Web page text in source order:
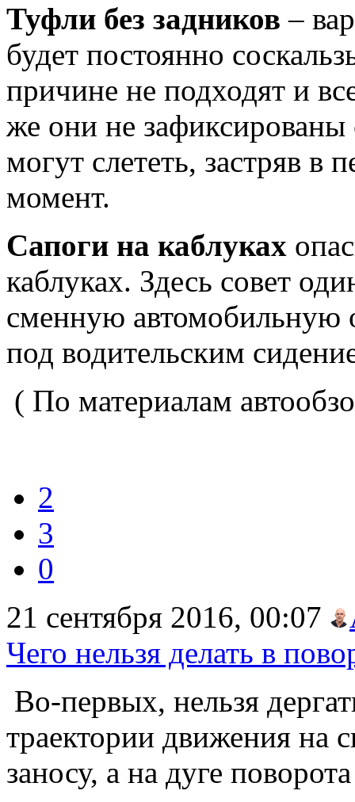
Туфли без задников –
будет постоянно
причине не подходят и
же они не
могут слететь, застряв
момент.
Сапоги на каблуках
каблуках. Здесь совет
сменную автомобильную
под водительским
( По материалам
2
3
0
21 сентября 2016, 00:07
Чего нельзя делать в
Во-первых, нельзя
траектории движения на
заносу, а на дуге